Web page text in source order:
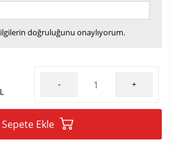
doğruluğunu onaylıyorum.
- +
Sepete Ekle